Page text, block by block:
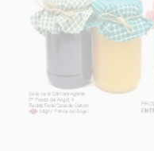
Finalidad:
Derechos:
link